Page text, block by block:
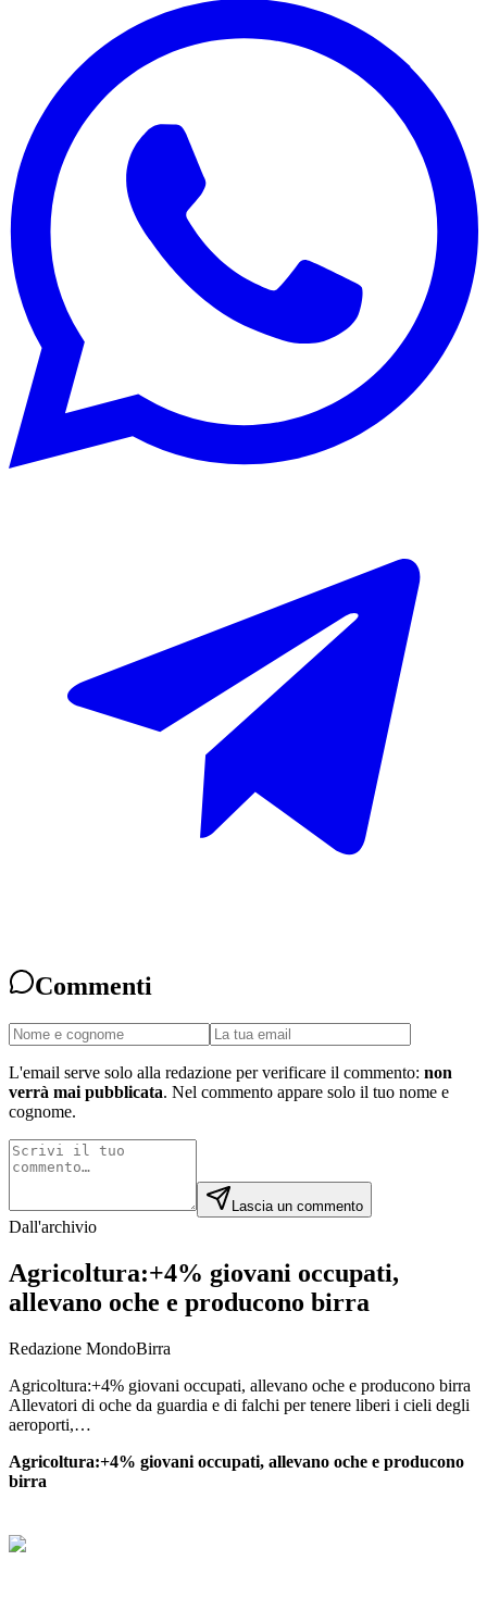
Commenti
L'email serve solo alla redazione per verificare il commento: non
verrà mai pubblicata. Nel commento appare solo il tuo nome e
cognome.
Lascia un commento
Dall'archivio
Agricoltura:+4% giovani occupati,
allevano oche e producono birra
Redazione MondoBirra
Agricoltura:+4% giovani occupati, allevano oche e producono birra
Allevatori di oche da guardia e di falchi per tenere liberi i cieli degli
aeroporti,…
Agricoltura:+4% giovani occupati, allevano oche e producono
birra